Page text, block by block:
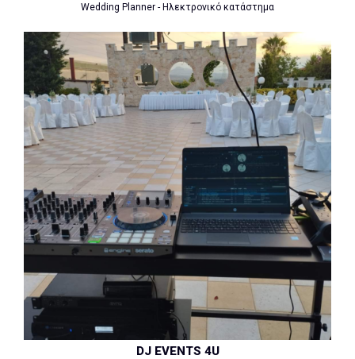
Wedding Planner - Ηλεκτρονικό κατάστημα
DJ EVENTS 4U